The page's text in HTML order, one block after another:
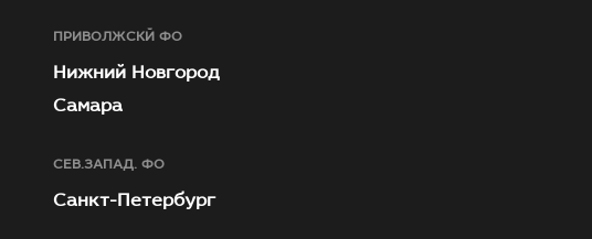
ПРИВОЛЖСКЙ ФО
Нижний Новгород
Самара
СЕВ.ЗАПАД. ФО
Санкт-Петербург